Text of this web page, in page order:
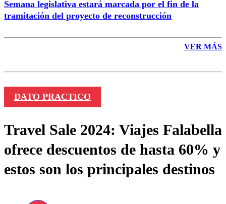
Semana legislativa estará marcada por el fin de la
tramitación del proyecto de reconstrucción
VER MÁS
DATO PRACTICO
Travel Sale 2024: Viajes Falabella
ofrece descuentos de hasta 60% y
estos son los principales destinos